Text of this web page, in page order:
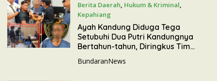
Berita Daerah, Hukum & Kriminal,
Kepahiang
6 Juli 2026
Ayah Kandung Diduga Tega
Setubuhi Dua Putri Kandungnya
Bertahun-tahun, Diringkus Tim
Elang Jupi
BundaranNews